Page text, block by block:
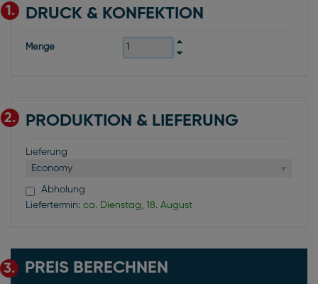
1. DRUCK & KONFEKTION
Menge
2. PRODUKTION & LIEFERUNG
Lieferung
Economy
Abholung
Liefertermin: ca. Dienstag, 18. August
3. PREIS BERECHNEN